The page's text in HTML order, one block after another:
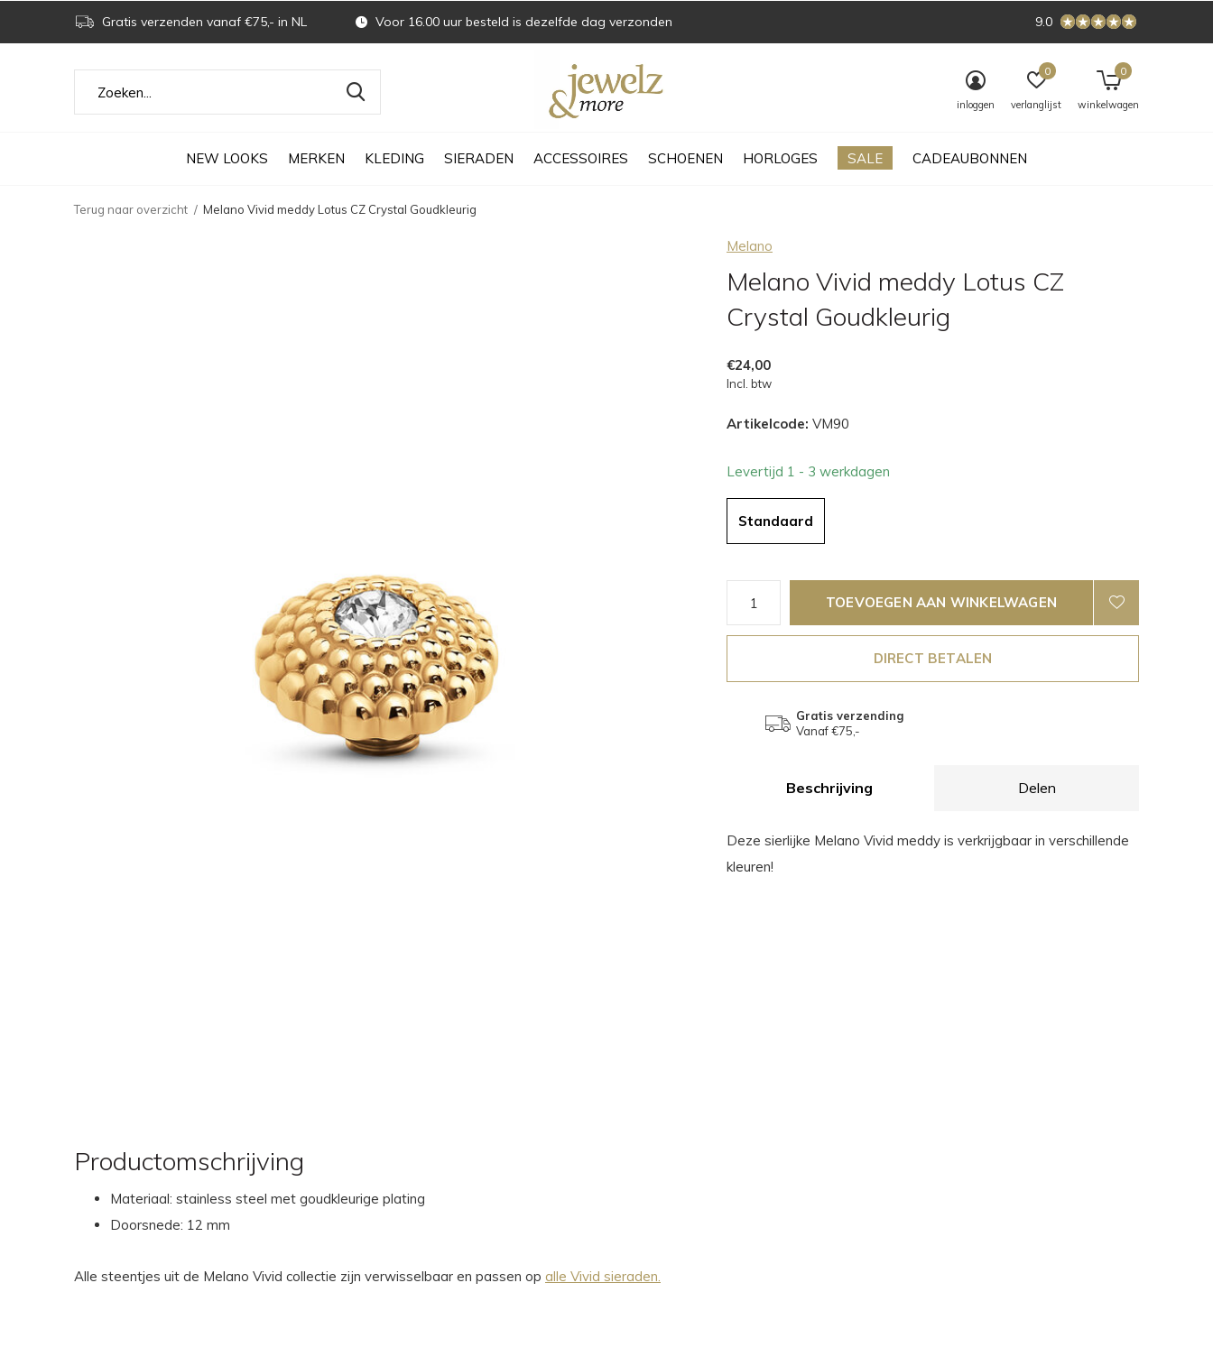
NEW LOOKS MERKEN KLEDING SIERADEN ACCESSOIRES SCHOENEN HORLOGES SALE CADEAUBONNEN
inloggen verlanglijst
0
winkelwagen
0
Gratis verzenden vanaf €75,- in NL Voor 16.00 uur besteld is dezelfde dag verzonden 9.0
Terug naar overzicht Melano Vivid meddy Lotus CZ Crystal Goudkleurig
Melano
Melano Vivid meddy Lotus CZ
Crystal Goudkleurig
€24,00
Incl. btw
Artikelcode: VM90
Levertijd 1 - 3 werkdagen
Standaard
TOEVOEGEN AAN WINKELWAGEN
DIRECT BETALEN
Gratis verzending
Vanaf €75,-
Beschrijving Delen
Deze sierlijke Melano Vivid meddy is verkrijgbaar in verschillende
kleuren!
Productomschrijving
Materiaal: stainless steel met goudkleurige plating
Doorsnede: 12 mm
Alle steentjes uit de Melano Vivid collectie zijn verwisselbaar en passen op alle Vivid sieraden.